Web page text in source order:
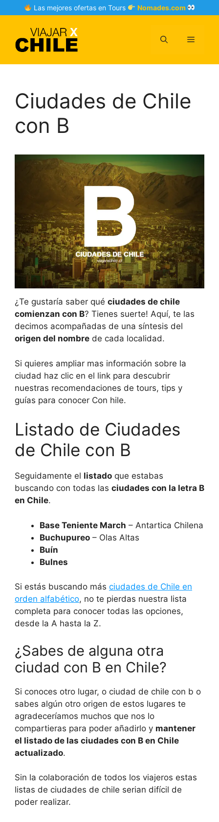
to
Las mejores ofertas en Tours Nomades.com
Menu
Ciudades de Chile
con B
¿Te gustaría saber qué ciudades de chile
comienzan con B? Tienes suerte! Aquí, te las
decimos acompañadas de una síntesis del
origen del nombre de cada localidad.
Si quieres ampliar mas información sobre la
ciudad haz clic en el link para descubrir
nuestras recomendaciones de tours, tips y
guías para conocer Con hile.
Listado de Ciudades
de Chile con B
Seguidamente el listado que estabas
buscando con todas las ciudades con la letra B
en Chile.
Base Teniente March – Antartica Chilena
Buchupureo – Olas Altas
Buín
Bulnes
Si estás buscando más ciudades de Chile en
orden alfabético, no te pierdas nuestra lista
completa para conocer todas las opciones,
desde la A hasta la Z.
¿Sabes de alguna otra
ciudad con B en Chile?
Si conoces otro lugar, o ciudad de chile con b o
sabes algún otro origen de estos lugares te
agradeceríamos muchos que nos lo
compartieras para poder añadirlo y mantener
el listado de las ciudades con B en Chile
actualizado.
Sin la colaboración de todos los viajeros estas
listas de ciudades de chile serian difícil de
poder realizar.